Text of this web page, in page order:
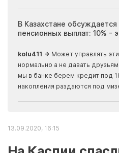
В Казахстане обсуждается
пенсионных выплат: 10% -
kolu411 → Может управлять
нормально а не давать
мы в банке берем кредит под
накопления раздаются под
13.09.2020, 16:15